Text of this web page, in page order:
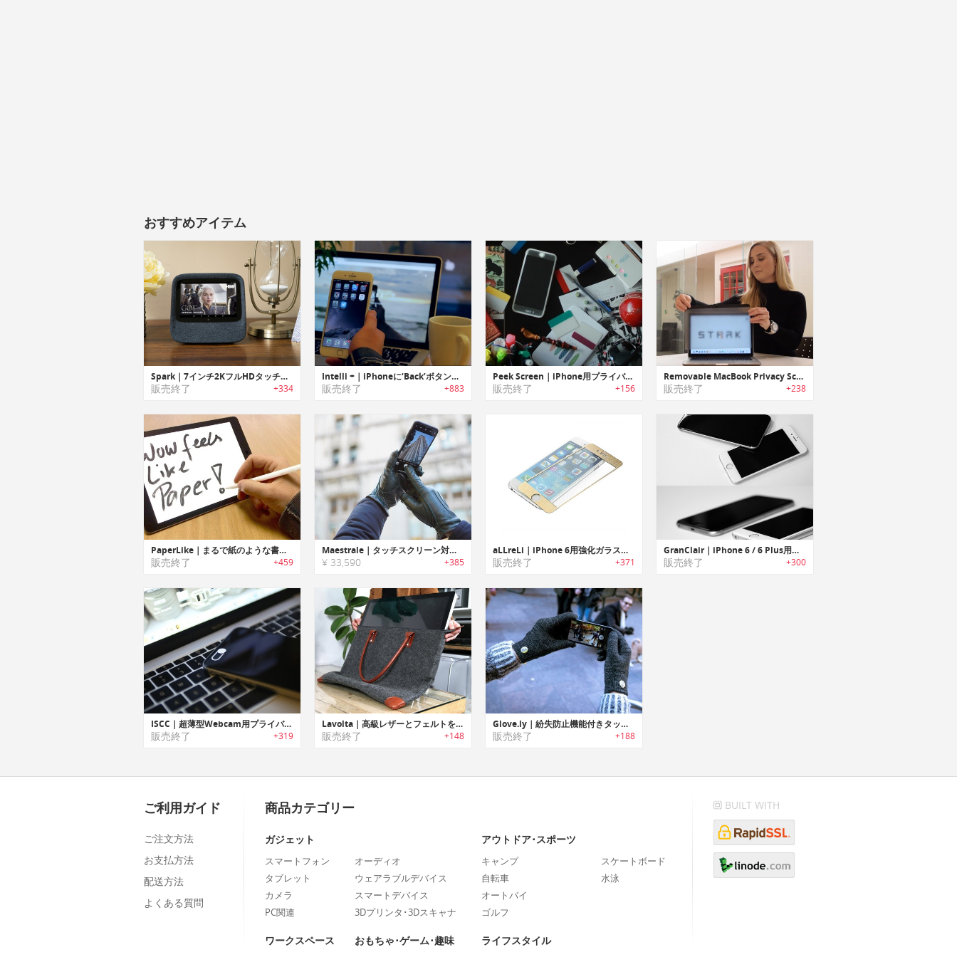
おすすめアイテム
Spark｜7インチ2KフルHDタッチスクリーン搭載 Hi-Fi スマートスピーカー「スパーク」
販売終了 +334
Intelli +｜iPhoneに‘Back’ボタンを追加するスマートスクリーンプロテクター「インテリ」
販売終了 +883
Peek Screen｜iPhone用プライバシー保護偏光スクリーンプロテクター「ピークスクリーン」
販売終了 +156
Removable MacBook Privacy Screen ｜取り外し可能なMacBookシリーズ用プライバシースクリーン
販売終了 +238
PaperLike｜まるで紙のような書き心地のiPad Pro用スクリーンプロテクター「ペーパーライク」
販売終了 +459
Maestrale｜タッチスクリーン対応ハンドメイドイタリアンレザーグローブ「マエストラリ」
¥ 33,590 +385
aLLreLi｜iPhone 6用強化ガラススクリーンプロテクター「オールリライ」
販売終了 +371
GranClair｜iPhone 6 / 6 Plus用のスクリーンプロテクター「グランクレアー」
販売終了 +300
ISCC｜超薄型Webcam用プライバシーカバー「インテリジェントセキュリティカメラカバー」
販売終了 +319
Lavolta｜高級レザーとフェルトを使用したハンドメイドの27インチiMac用キャリーバッグ
販売終了 +148
Glove.ly｜紛失防止機能付きタッチスクリーングローブ
販売終了 +188
ご利用ガイド
ご注文方法
お支払方法
配送方法
よくある質問
商品カテゴリー
ガジェット
スマートフォン
タブレット
カメラ
PC関連
オーディオ
ウェアラブルデバイス
スマートデバイス
3Dプリンタ･3Dスキャナ
アウトドア･スポーツ
キャンプ
自転車
オートバイ
ゴルフ
スケートボード
水泳
ワークスペース おもちゃ･ゲーム･趣味 ライフスタイル
BUILT WITH